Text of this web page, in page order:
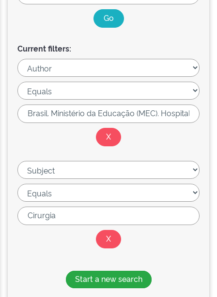
Current filters:
Start a new search